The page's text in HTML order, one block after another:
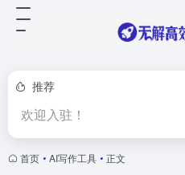
推荐
欢迎入驻！
首页 • AI写作工具 • 正文